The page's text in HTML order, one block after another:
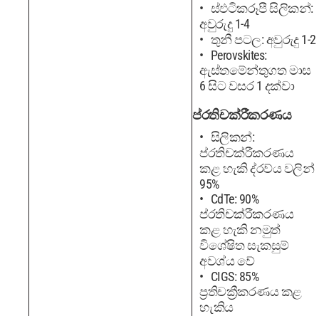
ස්ඵටිකරූපී සිලිකන්:
අවුරුදු 1-4
තුනී පටල: අවුරුදු 1-2
Perovskites:
ඇස්තමේන්තුගත මාස
6 සිට වසර 1 දක්වා
ප්රතිචක්රීකරණය
සිලිකන්:
ප්රතිචක්රීකරණය
කළ හැකි ද්රව්ය වලින්
95%
CdTe: 90%
ප්රතිචක්රීකරණය
කළ හැකි නමුත්
විශේෂිත සැකසුම්
අවශ්ය වේ
CIGS: 85%
ප්‍රතිචක්‍රීකරණය කළ
හැකිය